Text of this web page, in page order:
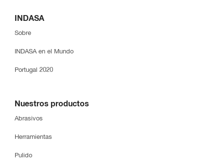
INDASA
Sobre
INDASA en el Mundo
Portugal 2020
Nuestros productos
Abrasivos
Herramientas
Pulido